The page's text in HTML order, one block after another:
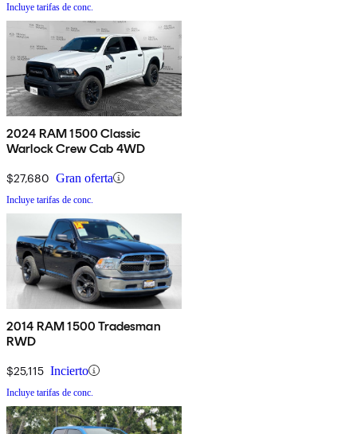
Incluye tarifas de conc.
2024 RAM 1500 Classic
Warlock Crew Cab 4WD
$27,680 Gran oferta
Incluye tarifas de conc.
2014 RAM 1500 Tradesman
RWD
$25,115 Incierto
Incluye tarifas de conc.